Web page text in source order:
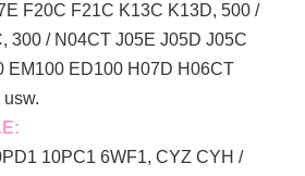
F20C F21C K13C K13D, 500 /
300 / N04CT J05E J05D J05C
EM100 ED100 H07D H06CT
10PC1 6WF1, CYZ CYH /